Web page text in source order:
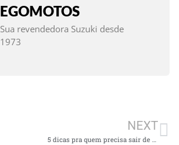
EGOMOTOS
Sua revendedora Suzuki desde
1973
NEXT
5 dicas pra quem precisa sair de moto nessa quarentena